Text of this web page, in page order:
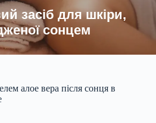
засіб для шкіри,
сонцем
алое вера після сонця в